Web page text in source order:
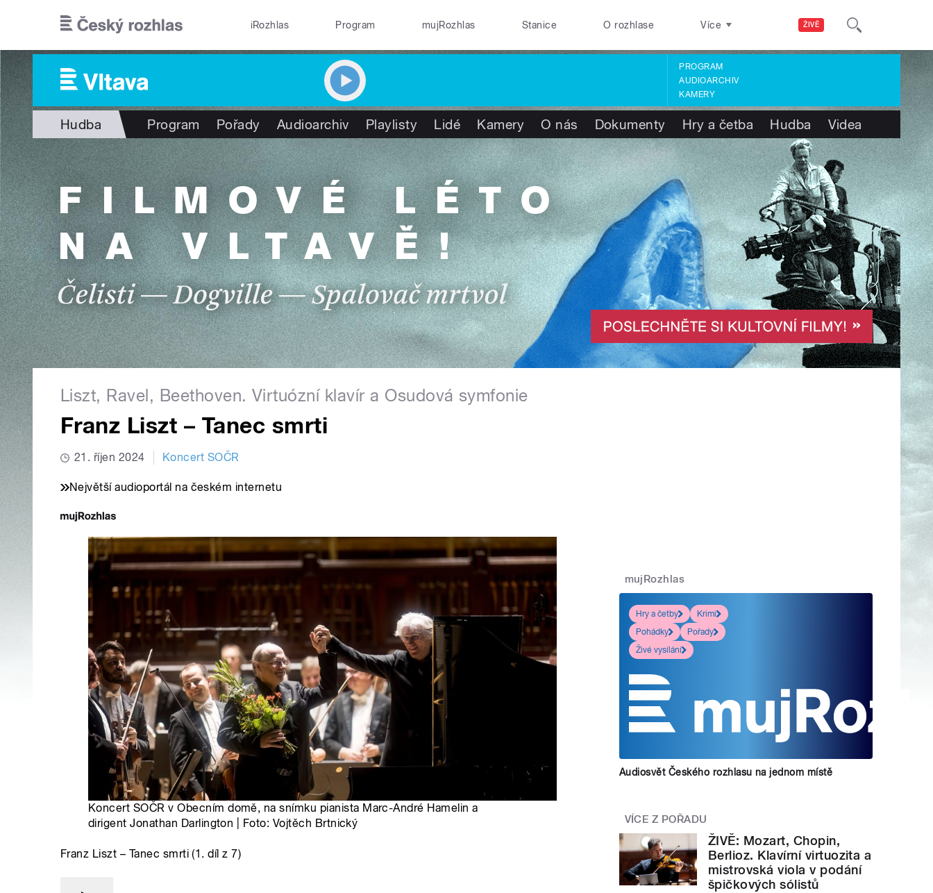
ŽIVĚ
iRozhlas Program mujRozhlas Stanice O rozhlase Více
PROGRAM
AUDIOARCHIV
KAMERY
Hudba Program Pořady Audioarchiv Playlisty Lidé Kamery O nás Dokumenty Hry a četba Hudba Videa
Liszt, Ravel, Beethoven. Virtuózní klavír a Osudová symfonie
Franz Liszt – Tanec smrti
21. říjen 2024 Koncert SOČR
Největší audioportál na českém internetu
Koncert SOČR v Obecním domě, na snímku pianista Marc-André Hamelin a
dirigent Jonathan Darlington | Foto: Vojtěch Brtnický
Franz Liszt – Tanec smrti (1. díl z 7)
mujRozhlas
Hry a četby
Krimi
Pohádky
Pořady
Živé vysílání
Audiosvět Českého rozhlasu na jednom místě
VÍCE Z POŘADU
ŽIVĚ: Mozart, Chopin,
Berlioz. Klavírní virtuozita a
mistrovská viola v podání
špičkových sólistů